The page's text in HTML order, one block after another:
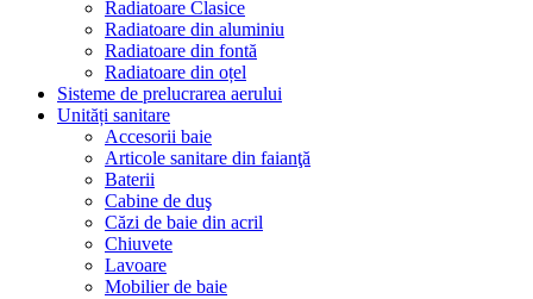
Radiatoare Clasice
Radiatoare din aluminiu
Radiatoare din fontă
Radiatoare din oțel
Sisteme de prelucrarea aerului
Unități sanitare
Accesorii baie
Articole sanitare din faianţă
Baterii
Cabine de duş
Căzi de baie din acril
Chiuvete
Lavoare
Mobilier de baie